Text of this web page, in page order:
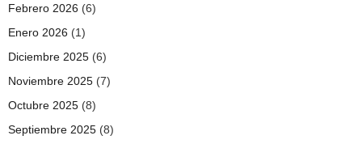
Febrero 2026 (6)
Enero 2026 (1)
Diciembre 2025 (6)
Noviembre 2025 (7)
Octubre 2025 (8)
Septiembre 2025 (8)